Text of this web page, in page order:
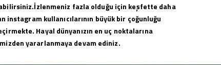
fazla olduğu için keşfette daha
instagram kullanıcılarının büyük bir çoğunluğu
Hayal dünyanızın en uç noktalarına
yararlanmaya devam ediniz.